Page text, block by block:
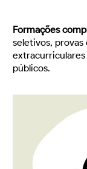
Formações
seletivos,
públicos.